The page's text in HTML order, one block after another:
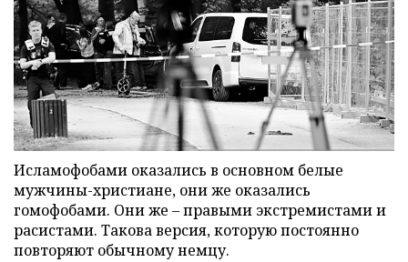
Исламофобами оказались в основном белые
мужчины-христиане, они же оказались
гомофобами. Они же – правыми экстремистами и
расистами. Такова версия, которую постоянно
повторяют обычному немцу.